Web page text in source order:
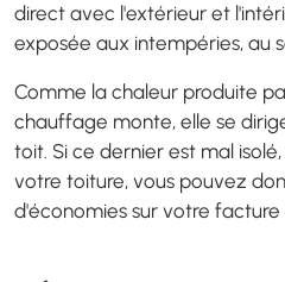
direct avec l'extérieur et
exposée aux intempéries, au
Comme la chaleur produite
chauffage monte, elle se
toit. Si ce dernier est mal
votre toiture, vous pouvez
d'économies sur votre